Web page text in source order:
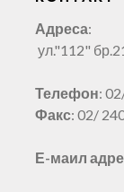
Адреса:
ул."112"
Телефон:
Факс: 02/
Е-маил